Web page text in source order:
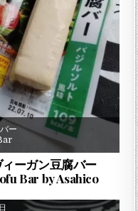
ー
ィーガン豆腐バー
Bar by Asahico